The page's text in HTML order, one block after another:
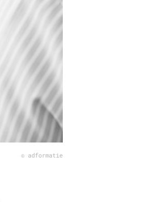
© adformatie